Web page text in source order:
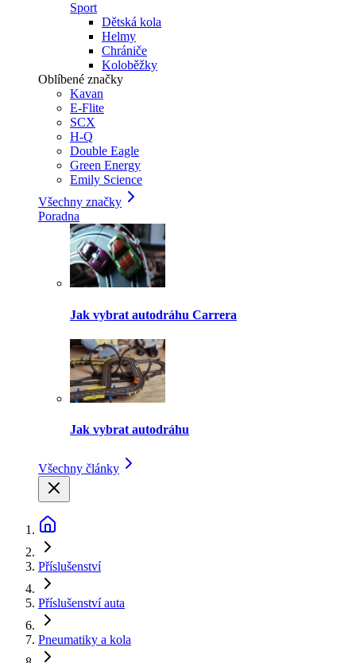
Sport
Dětská kola
Helmy
Chrániče
Koloběžky
Oblíbené značky
Kavan
E-Flite
SCX
H-Q
Double Eagle
Green Energy
Emily Science
Všechny značky
Poradna
Jak vybrat autodráhu Carrera
Jak vybrat autodráhu
Všechny články
Příslušenství
Příslušenství auta
Pneumatiky a kola